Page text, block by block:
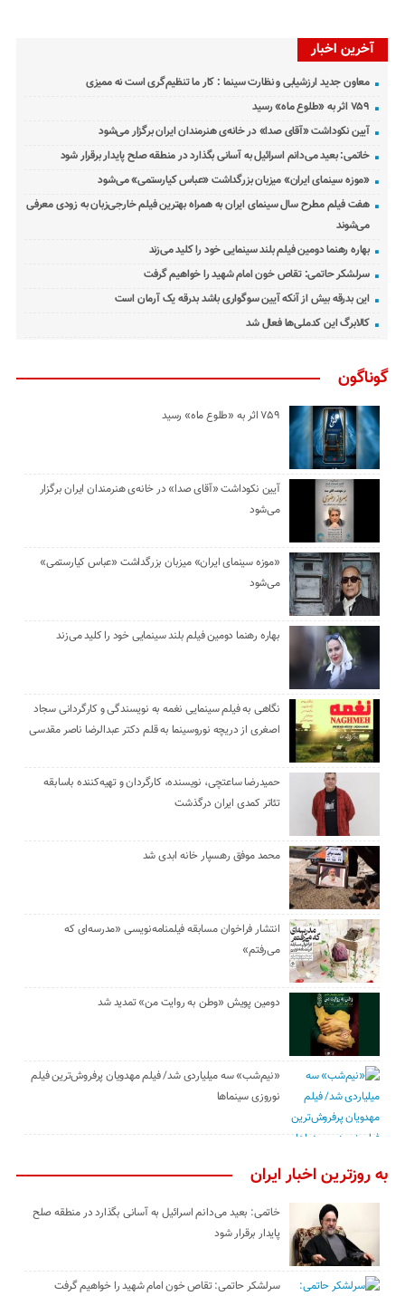
آخرین اخبار
معاون جدید ارزشیابی و نظارت سینما : کار ما تنظیم‌گری است نه ممیزی
۷۵۹ اثر به «طلوع ماه» رسید
آیین نکوداشت «آقای صدا» در خانه‌ی هنرمندان ایران برگزار می‌شود
خاتمی: بعید می‌دانم اسرائیل به آسانی بگذارد در منطقه صلح پایدار برقرار شود
«موزه سینمای ایران» میزبان بزرگداشت «عباس کیارستمی» می‌شود
هفت فیلم مطرح سال سینمای ایران به همراه بهترین فیلم خارجی‌زبان به زودی معرفی
می‌شوند
بهاره رهنما دومین فیلم بلند سینمایی خود را کلید می‌زند
سرلشکر حاتمی: تقاص خون امام شهید را خواهیم گرفت
این بدرقه بیش از آنکه آیین سوگواری باشد بدرقه یک آرمان است
کالابرگ این کدملی‌ها فعال شد
گوناگون
۷۵۹ اثر به «طلوع ماه» رسید
آیین نکوداشت «آقای صدا» در خانه‌ی هنرمندان ایران برگزار
می‌شود
«موزه سینمای ایران» میزبان بزرگداشت «عباس کیارستمی»
می‌شود
بهاره رهنما دومین فیلم بلند سینمایی خود را کلید می‌زند
نگاهی به فیلم سینمایی نغمه به نویسندگی و کارگردانی سجاد
اصغری از دریچه نوروسینما به قلم دکتر عبدالرضا ناصر مقدسی
حمیدرضا ساعتچی، نویسنده، کارگردان و تهیه‌کننده باسابقه
تئاتر کمدی ایران درگذشت
محمد موفق رهسپار خانه ابدی شد
انتشار فراخوان مسابقه فیلمنامه‌نویسی «مدرسه‌ای که
می‌رفتم»
دومین پویش «وطن به روایت من» تمدید شد
«نیم‌شب» سه میلیاردی شد/ فیلم مهدویان پرفروش‌ترین فیلم
نوروزی سینماها
به روزترین اخبار ایران
خاتمی: بعید می‌دانم اسرائیل به آسانی بگذارد در منطقه صلح
پایدار برقرار شود
سرلشکر حاتمی: تقاص خون امام شهید را خواهیم گرفت